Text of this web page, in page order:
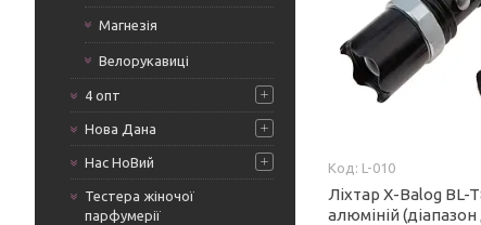
Магнезія
Велорукавиці
4 опт
Нова Дана
Нас НоВий
Тестера жіночої
парфумерії
L-010
Ліхтар X-Balog BL-
алюміній